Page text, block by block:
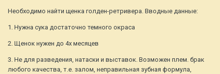
Необходимо найти щенка голден-ретривера. Вводные данные:
1. Нужна сука достаточно темного окраса
2. Щенок нужен до 4х месяцев
3. Не для разведения, натаски и выставок. Возможен плем. брак
любого качества, т.е. залом, неправильная зубная формула,